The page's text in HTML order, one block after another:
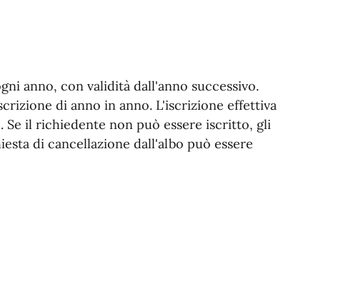
anno, con validità dall'anno successivo.
di anno in anno. L'iscrizione effettiva
Se il richiedente non può essere iscritto, gli
di cancellazione dall'albo può essere